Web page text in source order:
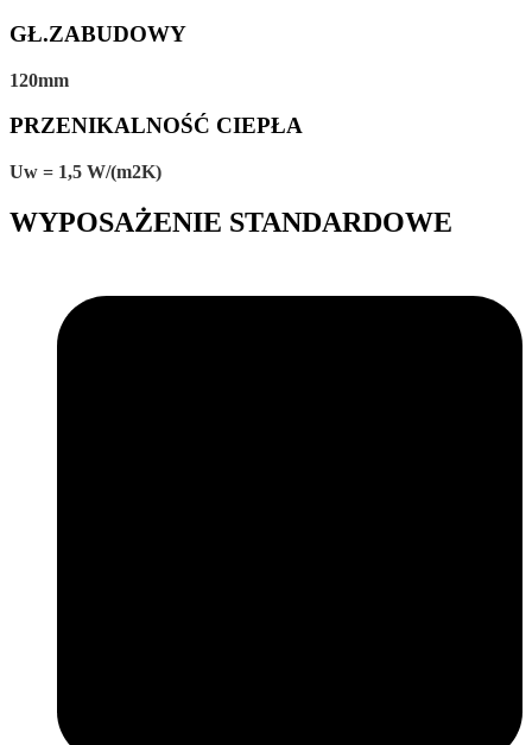
GŁ.ZABUDOWY
120mm
PRZENIKALNOŚĆ CIEPŁA
Uw = 1,5 W/(m2K)
WYPOSAŻENIE STANDARDOWE